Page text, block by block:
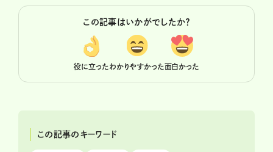
この記事はいかがでしたか？
役に立ったわかりやすかった面白かった
この記事のキーワード